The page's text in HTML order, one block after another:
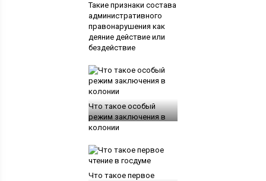
Такие признаки состава
административного
правонарушения как
деяние действие или
бездействие
Что такое особый
режим заключения в
колонии
Что такое первое